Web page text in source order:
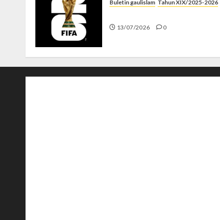
Buletin gaulislam Tahun XIX/2025-2026
13/07/2026 0